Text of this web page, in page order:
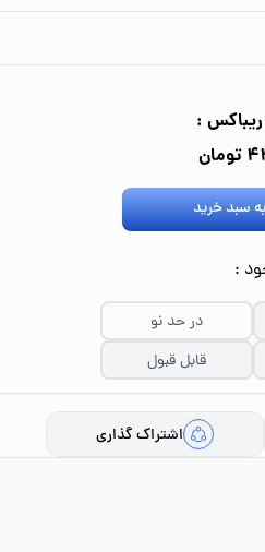
:
سبد خرید
:
در حد نو
قابل قبول
اشتراک گذاری